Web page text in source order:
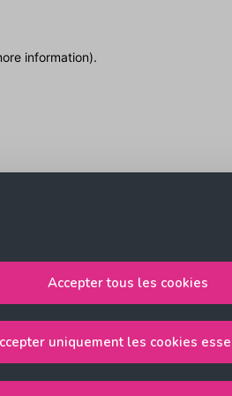
Accepter tous les cookies
uniquement les cookies
information).